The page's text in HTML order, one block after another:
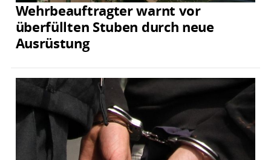
Wehrbeauftragter warnt vor
überfüllten Stuben durch neue
Ausrüstung